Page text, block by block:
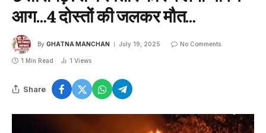
आग…4 दोस्तों की जलकर मौत…
By GHATNA MANCHAN July 19, 2025 No Comments
1 Min Read 1 Views
Share